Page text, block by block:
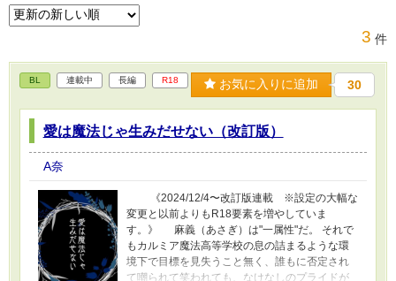
3 件
BL 連載中 長編 R18 お気に入りに追加 30
愛は魔法じゃ生みだせない（改訂版）
A奈
《2024/12/4〜改訂版連載 ※設定の大幅な
変更と以前よりもR18要素を増やしていま
す。》 麻義（あさぎ）は"一属性"だ。 それで
もカルミア魔法高等学校の息の詰まるような環
境下で目標を見失うこと無く、誰もに否定され
て嘲られて笑われても、なけなしのプライドが